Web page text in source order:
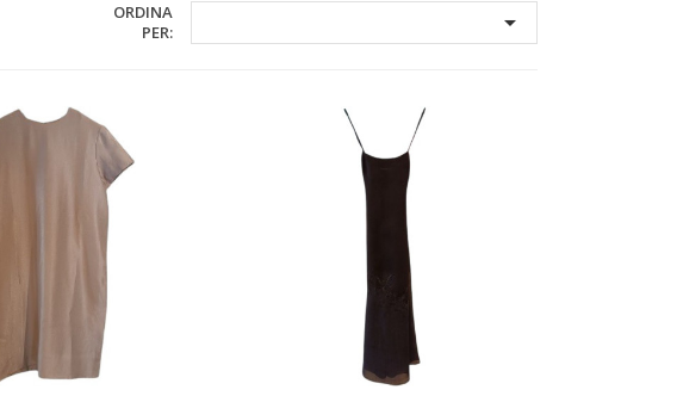
ORDINA
PER:
